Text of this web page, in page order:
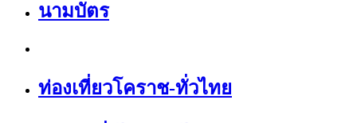
นามบัตร
ท่องเที่ยวโคราช-ทั่วไทย